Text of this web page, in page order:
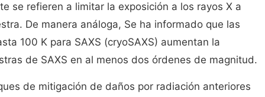
se refieren a limitar la exposición a los rayos X a
De manera análoga, Se ha informado que las
100 K para SAXS (cryoSAXS) aumentan la
de SAXS en al menos dos órdenes de magnitud.
de mitigación de daños por radiación anteriores